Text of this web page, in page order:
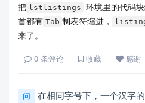
把 lstlistings 环境里的代码
首都有 Tab 制表符缩进，
来了。
0 条评论 收藏 感谢
问 在相同字号下，一个汉字